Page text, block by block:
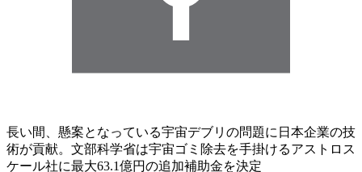
長い間、懸案となっている宇宙デブリの問題に日本企業の技
術が貢献。文部科学省は宇宙ゴミ除去を手掛けるアストロス
ケール社に最大63.1億円の追加補助金を決定